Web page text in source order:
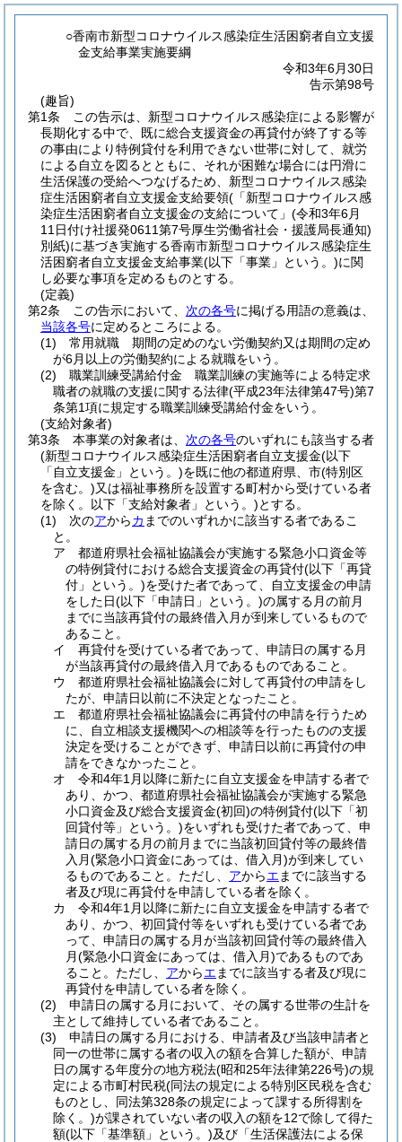
○香南市新型コロナウイルス感染症生活困窮者自立支援
金支給事業実施要綱
令和3年6月30日
告示第98号
(趣旨)
第1条
この告示は、新型コロナウイルス感染症による影響が
長期化する中で、既に総合支援資金の再貸付が終了する等
の事由により特例貸付を利用できない世帯に対して、就労
による自立を図るとともに、それが困難な場合には円滑に
生活保護の受給へつなげるため、新型コロナウイルス感染
症生活困窮者自立支援金支給要領(「新型コロナウイルス感
染症生活困窮者自立支援金の支給について」 (令和3年6月
11日付け社援発0611第7号厚生労働省社会・援護局長通知)
別紙)に基づき実施する香南市新型コロナウイルス感染症生
活困窮者自立支援金支給事業(以下「事業」という。)に関
し必要な事項を定めるものとする。
(定義)
第2条
この告示において、 次の各号に掲げる用語の意義は、
当該各号に定めるところによる。
(1)
常用就職 期間の定めのない労働契約又は期間の定め
が6月以上の労働契約による就職をいう。
(2)
職業訓練受講給付金 職業訓練の実施等による特定求
職者の就職の支援に関する法律(平成23年法律第47号)第7
条第1項に規定する職業訓練受講給付金をいう。
(支給対象者)
第3条
本事業の対象者は、 次の各号のいずれにも該当する者
(新型コロナウイルス感染症生活困窮者自立支援金(以下
「自立支援金」という。)を既に他の都道府県、市(特別区
を含む。)又は福祉事務所を設置する町村から受けている者
を除く。以下「支給対象者」という。)とする。
(1)
次のアからカ までのいずれかに該当する者であるこ
と。
ア
都道府県社会福祉協議会が実施する緊急小口資金等
の特例貸付における総合支援資金の再貸付(以下「再貸
付」という。)を受けた者であって、自立支援金の申請
をした日(以下「申請日」という。)の属する月の前月
までに当該再貸付の最終借入月が到来しているもので
あること。
イ
再貸付を受けている者であって、申請日の属する月
が当該再貸付の最終借入月であるものであること。
ウ
都道府県社会福祉協議会に対して再貸付の申請をし
たが、申請日以前に不決定となったこと。
エ
都道府県社会福祉協議会に再貸付の申請を行うため
に、自立相談支援機関への相談等を行ったものの支援
決定を受けることができず、申請日以前に再貸付の申
請をできなかったこと。
オ
令和4年1月以降に新たに自立支援金を申請する者で
あり、かつ、都道府県社会福祉協議会が実施する緊急
小口資金及び総合支援資金(初回)の特例貸付(以下「初
回貸付等」という。)をいずれも受けた者であって、申
請日の属する月の前月までに当該初回貸付等の最終借
入月(緊急小口資金にあっては、借入月)が到来してい
るものであること。 ただし、 アからエ までに該当する
者及び現に再貸付を申請している者を除く。
カ
令和4年1月以降に新たに自立支援金を申請する者で
あり、かつ、初回貸付等をいずれも受けている者であ
って、申請日の属する月が当該初回貸付等の最終借入
月(緊急小口資金にあっては、借入月)であるものであ
ること。 ただし、 アからエ までに該当する者及び現に
再貸付を申請している者を除く。
(2)
申請日の属する月において、その属する世帯の生計を
主として維持している者であること。
(3)
申請日の属する月における、申請者及び当該申請者と
同一の世帯に属する者の収入の額を合算した額が、申請
日の属する年度分の地方税法(昭和25年法律第226号)の規
定による市町村民税(同法の規定による特別区民税を含む
ものとし、同法第328条の規定によって課する所得割を
除く。)が課されていない者の収入の額を12で除して得た
額(以下「基準額」という。)及び「生活保護法による保